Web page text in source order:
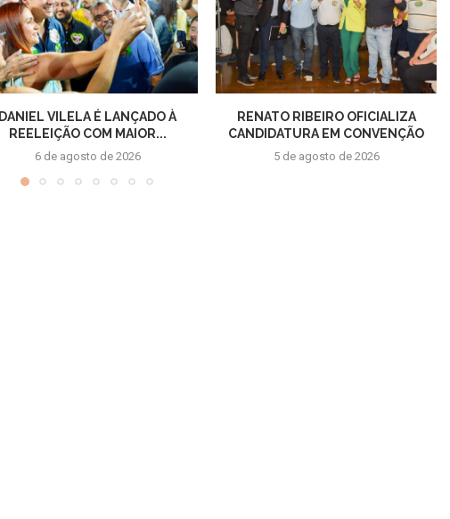
DANIEL VILELA É LANÇADO À
REELEIÇÃO COM MAIOR...
6 de agosto de 2026
RENATO RIBEIRO OFICIALIZA
CANDIDATURA EM CONVENÇÃO
5 de agosto de 2026